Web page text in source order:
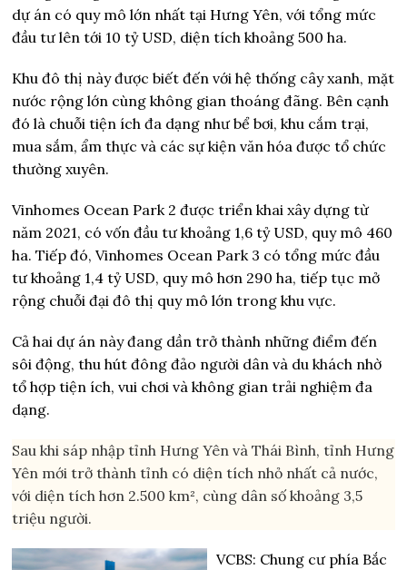
dự án có quy mô lớn nhất tại Hưng Yên, với tổng mức
đầu tư lên tới 10 tỷ USD, diện tích khoảng 500 ha.
Khu đô thị này được biết đến với hệ thống cây xanh, mặt
nước rộng lớn cùng không gian thoáng đãng. Bên cạnh
đó là chuỗi tiện ích đa dạng như bể bơi, khu cắm trại,
mua sắm, ẩm thực và các sự kiện văn hóa được tổ chức
thường xuyên.
Vinhomes Ocean Park 2 được triển khai xây dựng từ
năm 2021, có vốn đầu tư khoảng 1,6 tỷ USD, quy mô 460
ha. Tiếp đó, Vinhomes Ocean Park 3 có tổng mức đầu
tư khoảng 1,4 tỷ USD, quy mô hơn 290 ha, tiếp tục mở
rộng chuỗi đại đô thị quy mô lớn trong khu vực.
Cả hai dự án này đang dần trở thành những điểm đến
sôi động, thu hút đông đảo người dân và du khách nhờ
tổ hợp tiện ích, vui chơi và không gian trải nghiệm đa
dạng.
Sau khi sáp nhập tỉnh Hưng Yên và Thái Bình, tỉnh Hưng
Yên mới trở thành tỉnh có diện tích nhỏ nhất cả nước,
với diện tích hơn 2.500 km², cùng dân số khoảng 3,5
triệu người.
VCBS: Chung cư phía Bắc